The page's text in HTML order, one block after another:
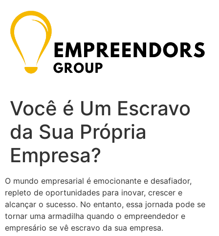
para
conteúdo
Você é Um Escravo
da Sua Própria
Empresa?
O mundo empresarial é emocionante e desafiador,
repleto de oportunidades para inovar, crescer e
alcançar o sucesso. No entanto, essa jornada pode se
tornar uma armadilha quando o empreendedor e
empresário se vê escravo da sua empresa.